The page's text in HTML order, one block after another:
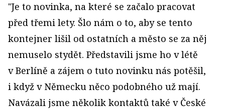
"Je to novinka, na které se začalo pracovat
před třemi lety. Šlo nám o to, aby se tento
kontejner lišil od ostatních a město se za něj
nemuselo stydět. Představili jsme ho v létě
v Berlíně a zájem o tuto novinku nás potěšil,
i když v Německu něco podobného už mají.
Navázali jsme několik kontaktů také v České